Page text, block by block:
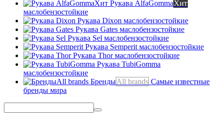
Рукава AlfaGommaХит
маслобензостойкие
Рукава Dixon маслобензостойкие
Рукава Gates маслобензостойкие
Рукава Sel маслобензостойкие
Рукава Semperit маслобензостойкие
Рукава Thorмаслобензостойкие
Рукава TubiGomma
маслобензостойкие
БрендыAll brands Самые известные
бренды мира